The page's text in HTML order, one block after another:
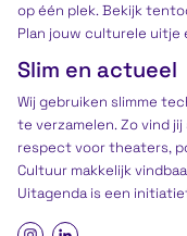
op één plek. Bekijk
Plan jouw culturele uitje
Slim en actueel
Wij gebruiken slimme
te verzamelen. Zo vind
respect voor theaters,
Cultuur makkelijk
Uitagenda is een